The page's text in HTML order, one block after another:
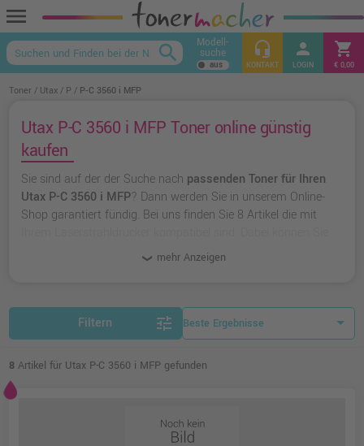
menu
keyboard_arrow_up
search Modell-
suche headset_mic
KONTAKT
person
LOGIN
shopping_cart
€ 0,00
Toner Utax P P-C 3560 i MFP
Utax P-C 3560 i MFP Toner online günstig
kaufen
Sie sind auf der der Suche nach passenden Toner für Ihren
Utax P-C 3560 i MFP? Dann werden Sie in unserem Online-
Shop garantiert fündig. Bei uns finden Sie 8 Artikel die mit
originalen Toner von Utax wählen oder zu
mehr Anzeigen
Filtern tune
8 Artikel für Utax P-C 3560 i MFP gefunden